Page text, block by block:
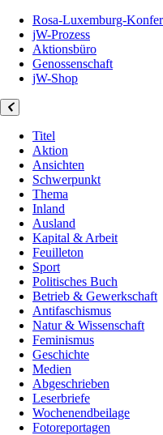
Rosa-Luxemburg-
jW-Prozess
Aktionsbüro
Genossenschaft
jW-Shop
Titel
Aktion
Ansichten
Schwerpunkt
Thema
Inland
Ausland
Kapital & Arbeit
Feuilleton
Sport
Politisches Buch
Betrieb & Gewerkschaft
Antifaschismus
Natur & Wissenschaft
Feminismus
Geschichte
Medien
Abgeschrieben
Leserbriefe
Wochenendbeilage
Fotoreportagen